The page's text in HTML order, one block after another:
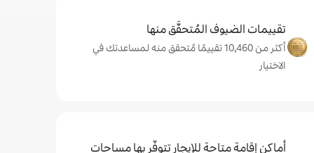
تقييمات الضيوف المُتحقَّق منها
أكثر من 10,460 تقييمًا مُتحقق منه لمساعدتك في
الاختيار
أماكن إقامة متاحة للإيجار تتوفّر بها مساحات